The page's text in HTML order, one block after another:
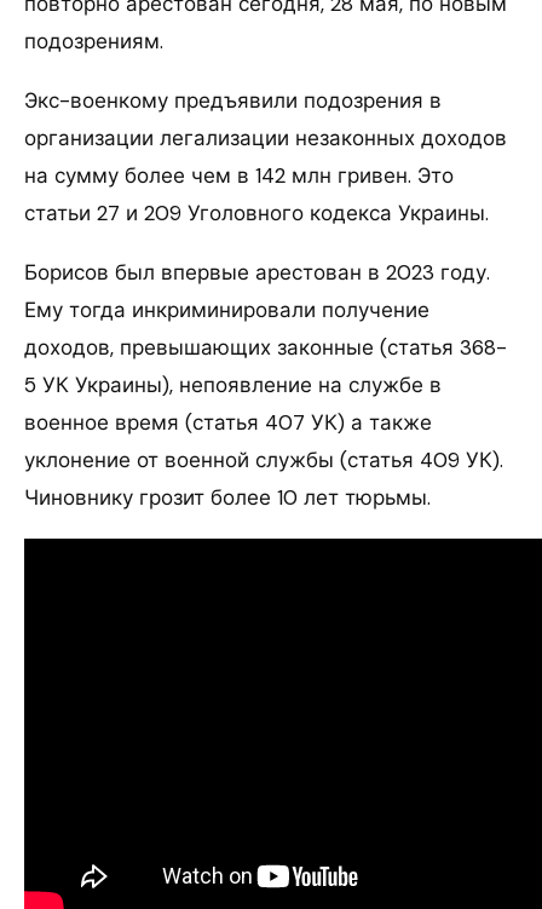
подозрениям.
Экс-военкому предъявили подозрения в
организации легализации незаконных доходов
на сумму более чем в 142 млн гривен. Это
статьи 27 и 209 Уголовного кодекса Украины.
Борисов был впервые арестован в 2023 году.
Ему тогда инкриминировали получение
доходов, превышающих законные (статья 368-
5 УК Украины), непоявление на службе в
военное время (статья 407 УК) а также
уклонение от военной службы (статья 409 УК).
Чиновнику грозит более 10 лет тюрьмы.